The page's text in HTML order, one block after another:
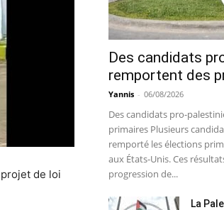
de loi
Des candidats
remportent des
Yannis - 06/08/2026
Des candidats pro-
primaires Plusieurs
remporté les élections
aux États-Unis. Ces
progression de...
La